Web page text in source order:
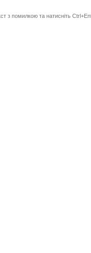
з помилкою та натисніть